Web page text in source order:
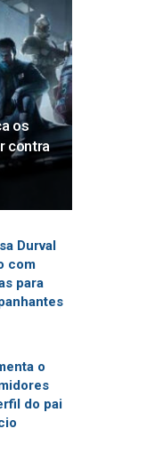
os
contra
Durval
com
para
o
do pai